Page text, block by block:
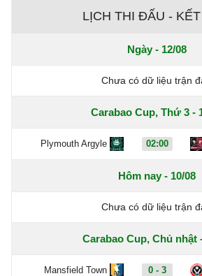
LỊCH THI ĐẤU -
Ngày - 12/08
Chưa có dữ liệu trận
Carabao Cup, Thứ 3 -
Plymouth Argyle 02:00
Hôm nay - 10/08
Chưa có dữ liệu trận
Carabao Cup, Chủ nhật
Mansfield Town 0 - 3